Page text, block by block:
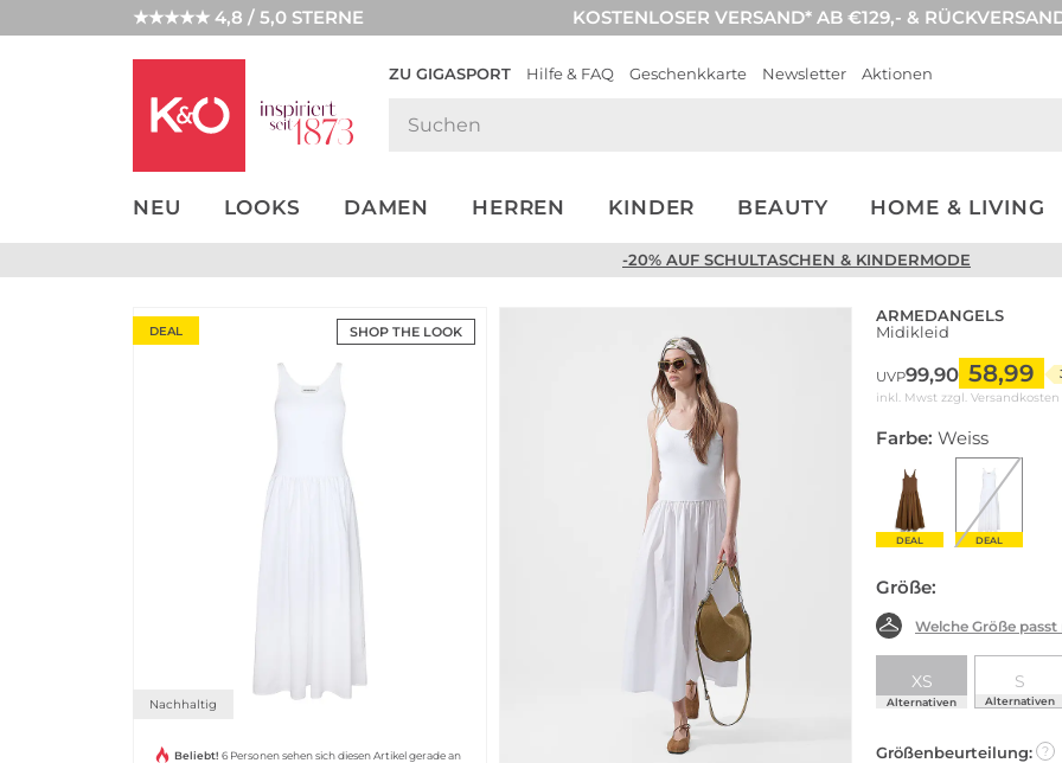
★★★★★ 4,8 / 5,0 STERNE KOSTENLOSER VERSAND* AB €129,- &
ZU GIGASPORT Hilfe & FAQ Geschenkkarte Newsletter Aktionen
NEU LOOKS DAMEN HERREN KINDER BEAUTY HOME & LIVING
NEW IN
WEDDING
-20% AUF SCHULTASCHEN & KINDERMODE
SHOP THE LOOK
DEAL
Nachhaltig
Beliebt! 6 Personen sehen sich diesen Artikel gerade an
ARMEDANGELS
Midikleid
UVP99,90 58,99
inkl. Mwst zzgl. Versandkosten
Farbe: Weiss
DEAL DEAL
Größe:
Welche Größe passt
XS
Alternativen
S
Alternativen
Größenbeurteilung: ?